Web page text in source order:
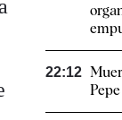
22:12